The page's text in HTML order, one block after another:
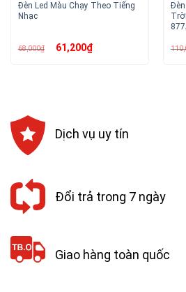
Đèn Led Màu Chạy Theo Tiếng
Nhạc
68,000₫ Giá
gốc61,200₫Giá
Dịch vụ uy tín
Đổi trả trong 7 ngày
Giao hàng toàn quốc